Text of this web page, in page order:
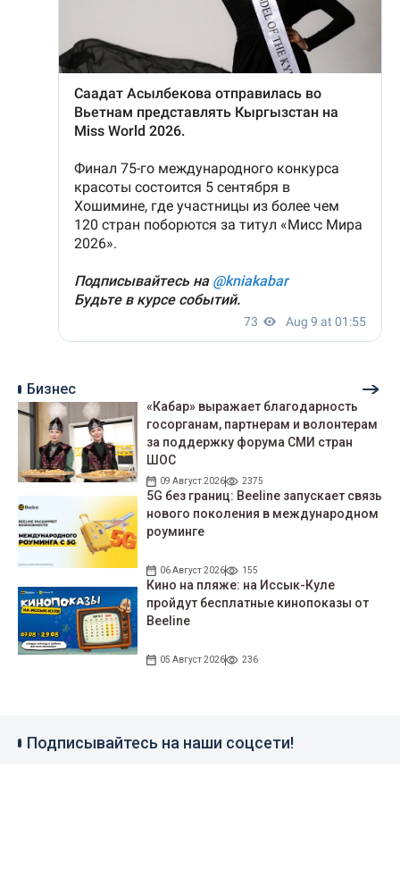
Бизнес
«Кабар» выражает благодарность
госорганам, партнерам и волонтерам
за поддержку форума СМИ стран
ШОС
09 Август 2026 2375
5G без границ: Beeline запускает связь
нового поколения в международном
роуминге
06 Август 2026 155
Кино на пляже: на Иссык-Куле
пройдут беcплатные кинопоказы от
Beeline
05 Август 2026 236
Подписывайтесь на наши соцсети!